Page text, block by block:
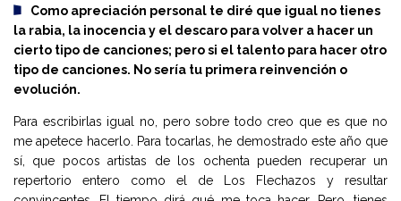
Como apreciación personal te diré que igual no tienes
la rabia, la inocencia y el descaro para volver a hacer un
cierto tipo de canciones; pero si el talento para hacer otro
tipo de canciones. No sería tu primera reinvención o
evolución.
Para escribirlas igual no, pero sobre todo creo que es que no
me apetece hacerlo. Para tocarlas, he demostrado este año que
sí, que pocos artistas de los ochenta pueden recuperar un
repertorio entero como el de Los Flechazos y resultar